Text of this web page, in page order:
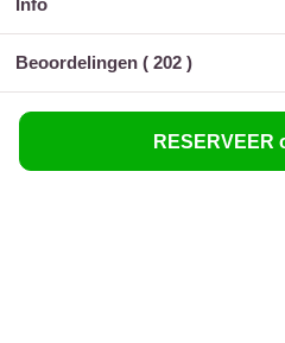
Info
Beoordelingen ( 202 )
RESERVEER